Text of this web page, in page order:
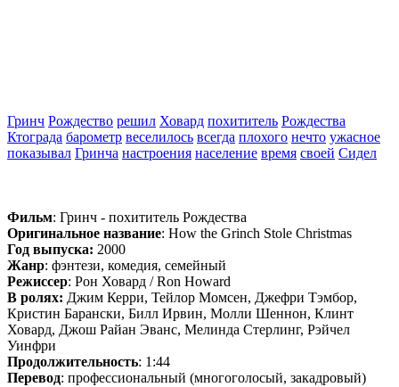
Гринч Рождество решил Ховард похититель Рождества
Ктограда барометр веселилось всегда плохого нечто ужасное
показывал Гринча настроения население время своей Сидел
Фильм: Гринч - похититель Рождества
Оригинальное название: How the Grinch Stole Christmas
Год выпуска: 2000
Жанр: фэнтези, комедия, семейный
Режиссер: Рон Ховард / Ron Howard
В ролях: Джим Керри, Тейлор Момсен, Джефри Тэмбор,
Кристин Барански, Билл Ирвин, Молли Шеннон, Клинт
Ховард, Джош Райан Эванс, Мелинда Стерлинг, Рэйчел
Уинфри
Продолжительность: 1:44
Перевод: профессиональный (многоголосый, закадровый)